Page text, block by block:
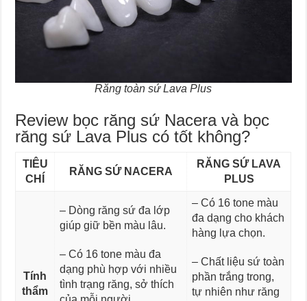
Răng toàn sứ Lava Plus
Review bọc răng sứ Nacera và bọc
răng sứ Lava Plus có tốt không?
TIÊU
CHÍ
RĂNG SỨ NACERA
RĂNG SỨ LAVA
PLUS
Tính
thẩm
– Dòng răng sứ đa lớp
giúp giữ bền màu lâu.
– Có 16 tone màu đa
dạng phù hợp với nhiều
tình trạng răng, sở thích
– Có 16 tone màu
đa dạng cho khách
hàng lựa chọn.
– Chất liệu sứ toàn
phần trắng trong,
tự nhiên như răng